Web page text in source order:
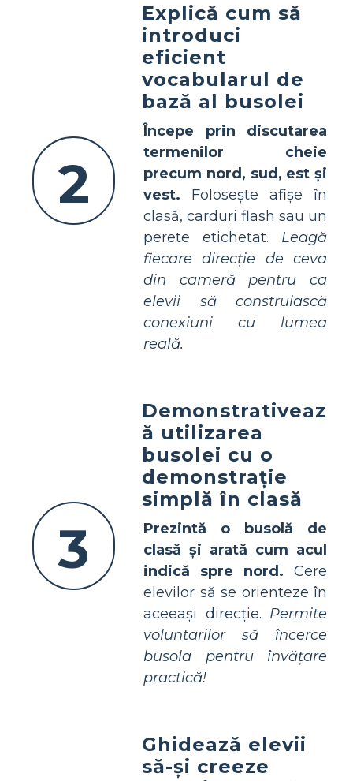
2
Explică cum să
introduci
eficient
vocabularul de
bază al busolei
Începe prin discutarea
termenilor cheie
precum nord, sud, est și
vest. Folosește afișe în
clasă, carduri flash sau un
perete etichetat. Leagă
fiecare direcție de ceva
din cameră pentru ca
elevii să construiască
conexiuni cu lumea
reală.
3
Demonstrativeaz
ă utilizarea
busolei cu o
demonstrație
simplă în clasă
Prezintă o busolă de
clasă și arată cum acul
indică spre nord. Cere
elevilor să se orienteze în
aceeași direcție. Permite
voluntarilor să încerce
busola pentru învățare
practică!
Ghidează elevii
să-și creeze